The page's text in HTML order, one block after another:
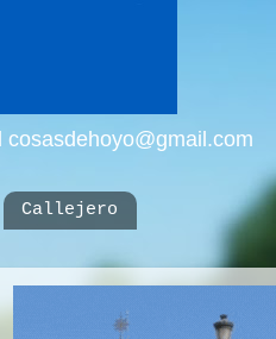
Callejero